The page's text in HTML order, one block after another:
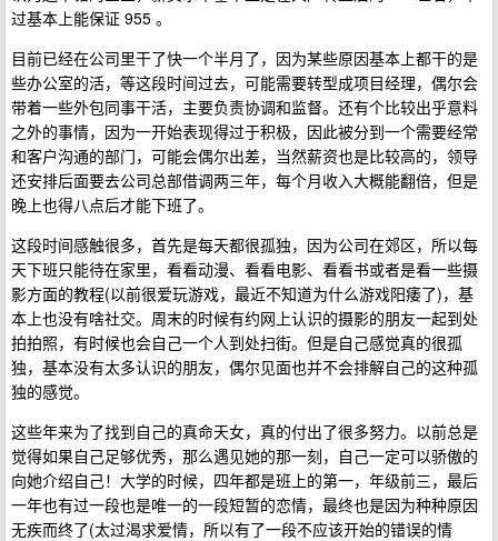
过基本上能保证 955 。
目前已经在公司里干了快一个半月了，因为某些原因基本上都干的是
些办公室的活，等这段时间过去，可能需要转型成项目经理，偶尔会
带着一些外包同事干活，主要负责协调和监督。还有个比较出乎意料
之外的事情，因为一开始表现得过于积极，因此被分到一个需要经常
和客户沟通的部门，可能会偶尔出差，当然薪资也是比较高的，领导
还安排后面要去公司总部借调两三年，每个月收入大概能翻倍，但是
晚上也得八点后才能下班了。
这段时间感触很多，首先是每天都很孤独，因为公司在郊区，所以每
天下班只能待在家里，看看动漫、看看电影、看看书或者是看一些摄
影方面的教程(以前很爱玩游戏，最近不知道为什么游戏阳痿了)，基
本上也没有啥社交。周末的时候有约网上认识的摄影的朋友一起到处
拍拍照，有时候也会自己一个人到处扫街。但是自己感觉真的很孤
独，基本没有太多认识的朋友，偶尔见面也并不会排解自己的这种孤
独的感觉。
这些年来为了找到自己的真命天女，真的付出了很多努力。以前总是
觉得如果自己足够优秀，那么遇见她的那一刻，自己一定可以骄傲的
向她介绍自己！大学的时候，四年都是班上的第一，年级前三，最后
一年也有过一段也是唯一的一段短暂的恋情，最终也是因为种种原因
无疾而终了(太过渴求爱情，所以有了一段不应该开始的错误的情